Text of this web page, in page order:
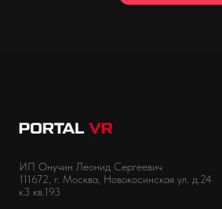
ИП Онучин Леонид Сергеевич
111672, г. Москва, Новокосинская ул. д.24
к3 кв.193